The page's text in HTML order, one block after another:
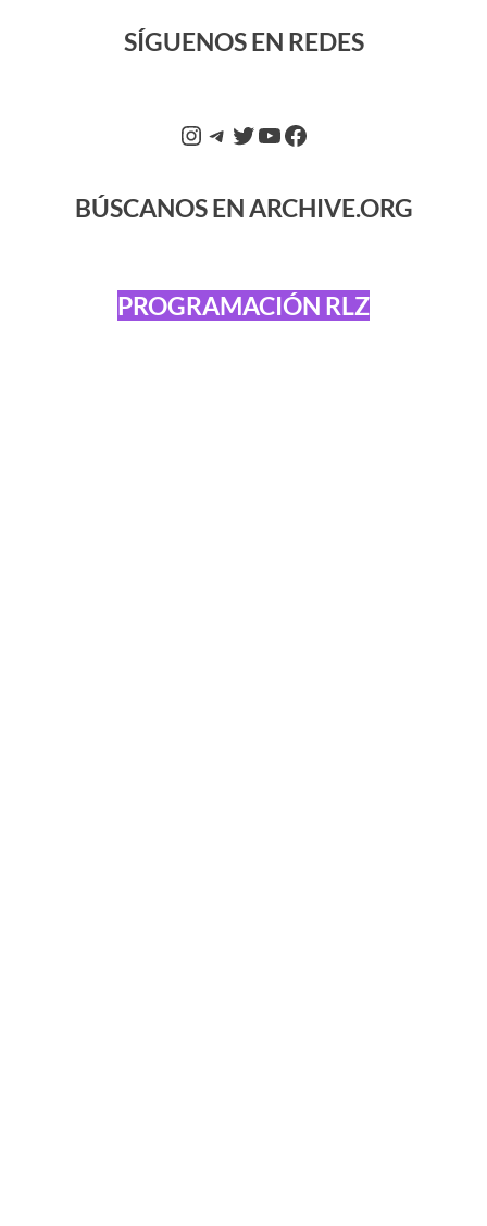
SÍGUENOS EN REDES
BÚSCANOS EN ARCHIVE.ORG
PROGRAMACIÓN RLZ